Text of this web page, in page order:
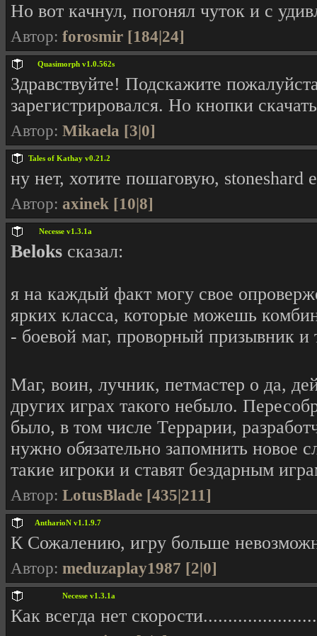
Но вот качнул, погонял чуток и с
Автор: forosmir [184|24]
Quasimorph v1.0.562s
Здравствуйте! Подскажите
зарегистрировался. Но кнопки
Автор: Mikaela [3|0]
Tales of Kathay v0.21.2
ну нет, хотите пошаговую, stoneshard
Автор: axinek [10|8]
Necesse v1.3.1a
Beloks сказал:
я на каждый факт могу свое
ярких класса, которые можешь
- боевой маг, проворный призывник и
Маг, воин, лучник, петмастер о да,
других играх такого небыло.
было, в том числе Террарии,
нужно обязательно запомнить новое
такие игроки и ставят бездарным
Автор: LotusBlade [435|211]
AntharioN v1.1.9.7
К Сожалению, игру больше
Автор: meduzaplay1987 [2|0]
Necesse v1.3.1a
Как всегда нет